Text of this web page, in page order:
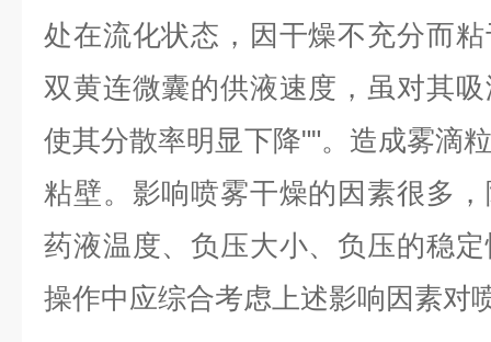
处在流化状态，因干燥不充分而
双黄连微囊的供液速度，虽对其
使其分散率明显下降""。造成雾滴
粘壁。影响喷雾干燥的因素很多
药液温度、负压大小、负压的稳
操作中应综合考虑上述影响因素对